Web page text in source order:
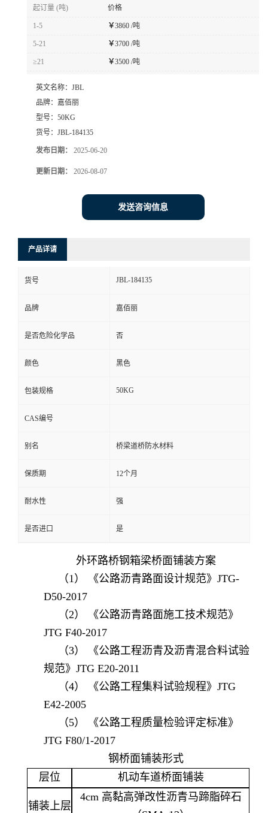
起订量 (吨) 价格
1-5 ￥3860 /吨
5-21 ￥3700 /吨
≥21 ￥3500 /吨
英文名称： JBL
品牌： 嘉佰丽
型号： 50KG
货号： JBL-184135
发布日期： 2025-06-20
更新日期： 2026-08-07
发送咨询信息
产品详请
货号 JBL-184135
品牌 嘉佰丽
是否危险化学品 否
颜色 黑色
包装规格 50KG
CAS编号
别名 桥梁道桥防水材料
保质期 12个月
耐水性 强
是否进口 是
外环路桥钢箱梁桥面铺装方案
（1） 《公路沥青路面设计规范》JTG-
D50-2017
（2） 《公路沥青路面施工技术规范》
JTG F40-2017
（3） 《公路工程沥青及沥青混合料试验
规范》JTG E20-2011
（4） 《公路工程集料试验规程》JTG
E42-2005
（5） 《公路工程质量检验评定标准》
JTG F80/1-2017
钢桥面铺装形式
层位
机动车道桥面铺装
铺装上层
4cm 高黏高弹改性沥青马蹄脂碎石